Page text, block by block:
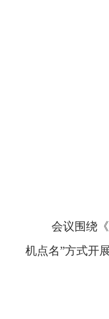
会议围绕
机点名”方式开